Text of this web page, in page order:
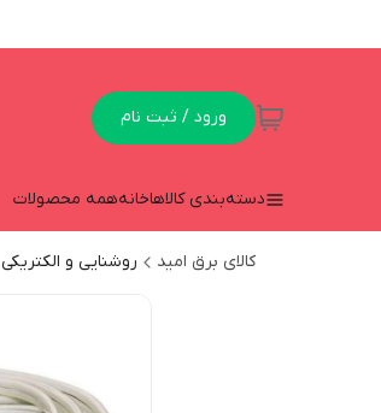
ورود / ثبت نام
دسته‌بندی کالاهاخانههمه محصولات
کالای برق امید روشنایی و الکتریکی